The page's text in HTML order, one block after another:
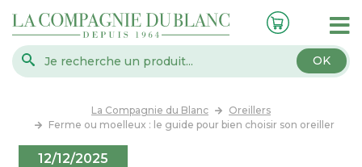
OK
La Compagnie du Blanc
Oreillers
Ferme ou moelleux : le guide pour bien choisir son oreiller
12/12/2025